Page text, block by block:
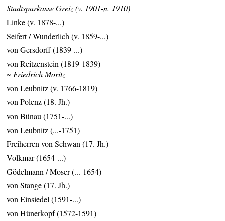
Stadtsparkasse Greiz (v. 1901-n. 1910)
Linke (v. 1878-...)
Seifert / Wunderlich (v. 1859-...)
von Gersdorff (1839-...)
von Reitzenstein (1819-1839)
~ Friedrich Moritz
von Leubnitz (v. 1766-1819)
von Polenz (18. Jh.)
von Bünau (1751-...)
von Leubnitz (...-1751)
Freiherren von Schwan (17. Jh.)
Volkmar (1654-...)
Gödelmann / Moser (...-1654)
von Stange (17. Jh.)
von Einsiedel (1591-...)
von Hünerkopf (1572-1591)